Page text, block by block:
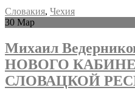
Словакия, Чехия
30 Мар
Михаил
НОВОГО
СЛОВАЦКОЙ